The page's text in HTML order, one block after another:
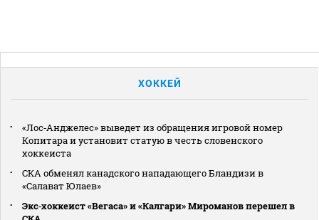
ХОККЕЙ
«Лос‑Анджелес» выведет из обращения игровой номер
Копитара и установит статую в честь словенского
хоккеиста
СКА обменял канадского нападающего Бландизи в
«Салават Юлаев»
Экс‑хоккеист «Вегаса» и «Калгари» Мироманов перешел в